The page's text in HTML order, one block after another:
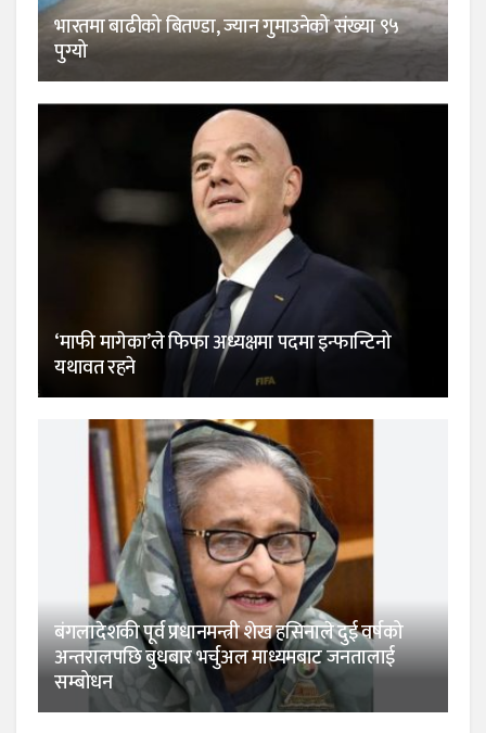
भारतमा बाढीको बितण्डा, ज्यान गुमाउनेको संख्या ९५
पुग्यो
‘माफी मागेका’ले फिफा अध्यक्षमा पदमा इन्फान्टिनो
यथावत रहने
बंगलादेशकी पूर्व प्रधानमन्त्री शेख हसिनाले दुई वर्षको
अन्तरालपछि बुधबार भर्चुअल माध्यमबाट जनतालाई
सम्बोधन